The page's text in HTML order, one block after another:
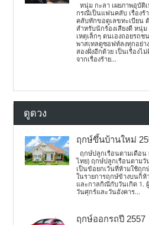
หนุ่ม กะลา เผยภาพอุบั
กรณีเป็นแฟนคลับ เรื่อง
คลับทักขอดูเลขทะเบียน
สำหรับนักร้องเสียงดี หนุ่
เหตุเล็กๆ ตนเองถอยรถช
พาสเทลดูซอฟท์ลงทุกอย่
สองฝั่งอีกด้วย เป็นเรื่องไ
จากเรื่องร้าย...
ดูดวง
ฤกษ์ขึ้นบ้านใหม่
ฤกษ์ปลูกเรือนตามเดือน
ไทย) ฤกษ์ปลูกเรือนตาม
เป็นข้อยกเว้นที่ห้ามใช้ฤก
ในรายการฤกษ์ข้างบนก็ห้
และกาลกิณีกับวันเกิด 1.
วันศุกร์และวันอังคาร...
ฤกษ์ออกรถปี 2557